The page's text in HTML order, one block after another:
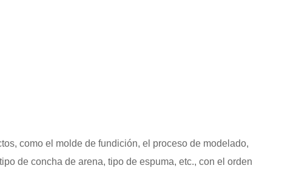
como el molde de fundición, el proceso de modelado,
de concha de arena, tipo de espuma, etc., con el orden